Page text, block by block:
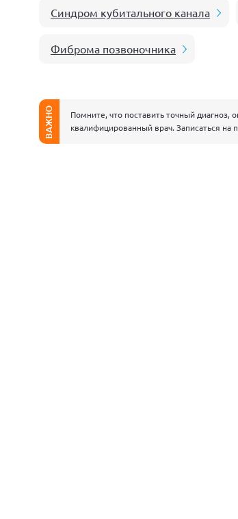
Синдром кубитального канала
Фиброма позвоночника
ВАЖНО
Помните, что поставить точный диагноз,
квалифицированный врач. Записаться